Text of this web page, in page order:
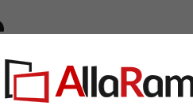
Ramar efter mått
195 kri leveranskostnad.